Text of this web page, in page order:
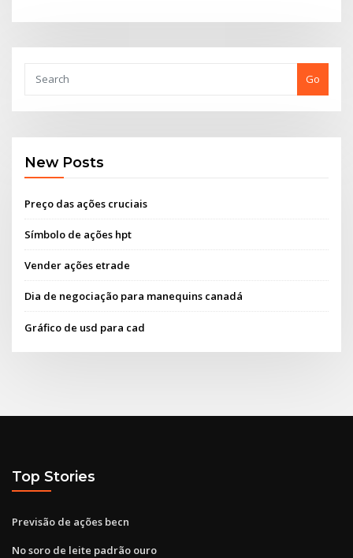
Go
New Posts
Preço das ações cruciais
Símbolo de ações hpt
Vender ações etrade
Dia de negociação para manequins canadá
Gráfico de usd para cad
Top Stories
Previsão de ações becn
No soro de leite padrão ouro